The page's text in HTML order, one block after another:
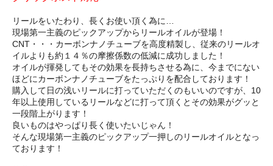
リールをいたわり、長くお使い頂く為に…
現場第一主義のピックアップからリールオイルが登場！
CNT・・・カーボンナノチューブを高度精製し、従来のリールオ
イルよりも約１４％の摩擦係数の低減に成功しました！
オイルが揮発してもその効果を長持ちさせる為に、今までにない
ほどにカーボンナノチューブをたっぷりを配合しております！
購入して日の浅いリールに打っていただくのもいいのですが、10
年以上使用しているリールなどに打って頂くとその効果がグッと
一段階上がります！
良いものはやっぱり長く使いたいじゃん！
そんな現場第一主義のピックアップ一押しのリールオイルとなっ
ております！